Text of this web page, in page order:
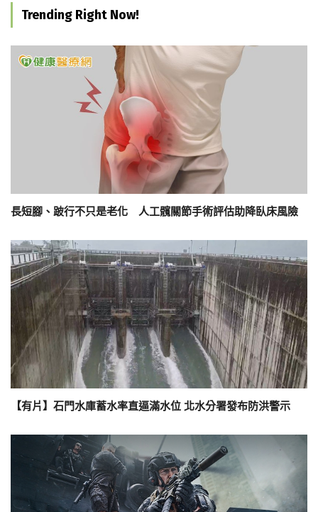
Trending Right Now!
長短腳、跛行不只是老化 人工髖關節手術評估助降臥床風險
【有片】石門水庫蓄水率直逼滿水位 北水分署發布防洪警示